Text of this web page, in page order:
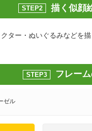
STEP2 描く似顔
ター・ぬいぐるみなどを
STEP3 フレー
ゼル